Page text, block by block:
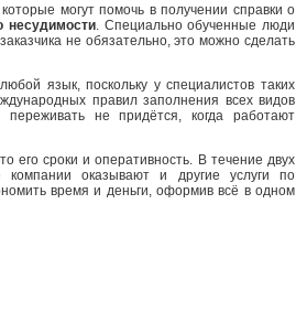
могут помочь в получении справки о
несудимости. Специально обученные люди
не обязательно, это можно сделать
язык, поскольку у специалистов таких
правил заполнения всех видов
не придётся, когда работают
его сроки и оперативность. В течение двух
компании оказывают и другие услуги по
время и деньги, оформив всё в одном